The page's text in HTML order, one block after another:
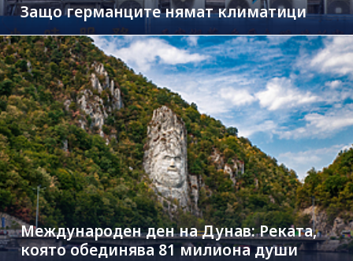
Защо германците нямат климатици
Международен ден на Дунав: Реката,
която обединява 81 милиона души